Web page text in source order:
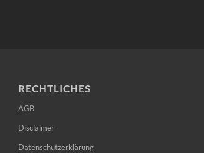
RECHTLICHES
AGB
Disclaimer
Datenschutzerklärung